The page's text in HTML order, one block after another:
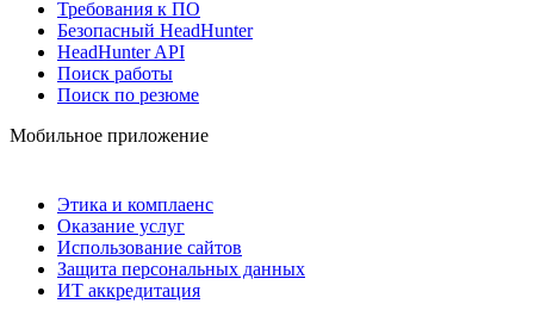
Требования к ПО
Безопасный HeadHunter
HeadHunter API
Поиск работы
Поиск по резюме
Мобильное приложение
Этика и комплаенс
Оказание услуг
Использование сайтов
Защита персональных данных
ИТ аккредитация